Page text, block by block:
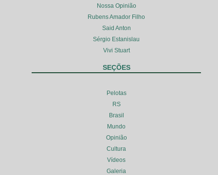
Nossa Opinião
Rubens Amador Filho
Said Anton
Sérgio Estanislau
Vivi Stuart
SEÇÕES
Pelotas
RS
Brasil
Mundo
Opinião
Cultura
Vídeos
Galeria